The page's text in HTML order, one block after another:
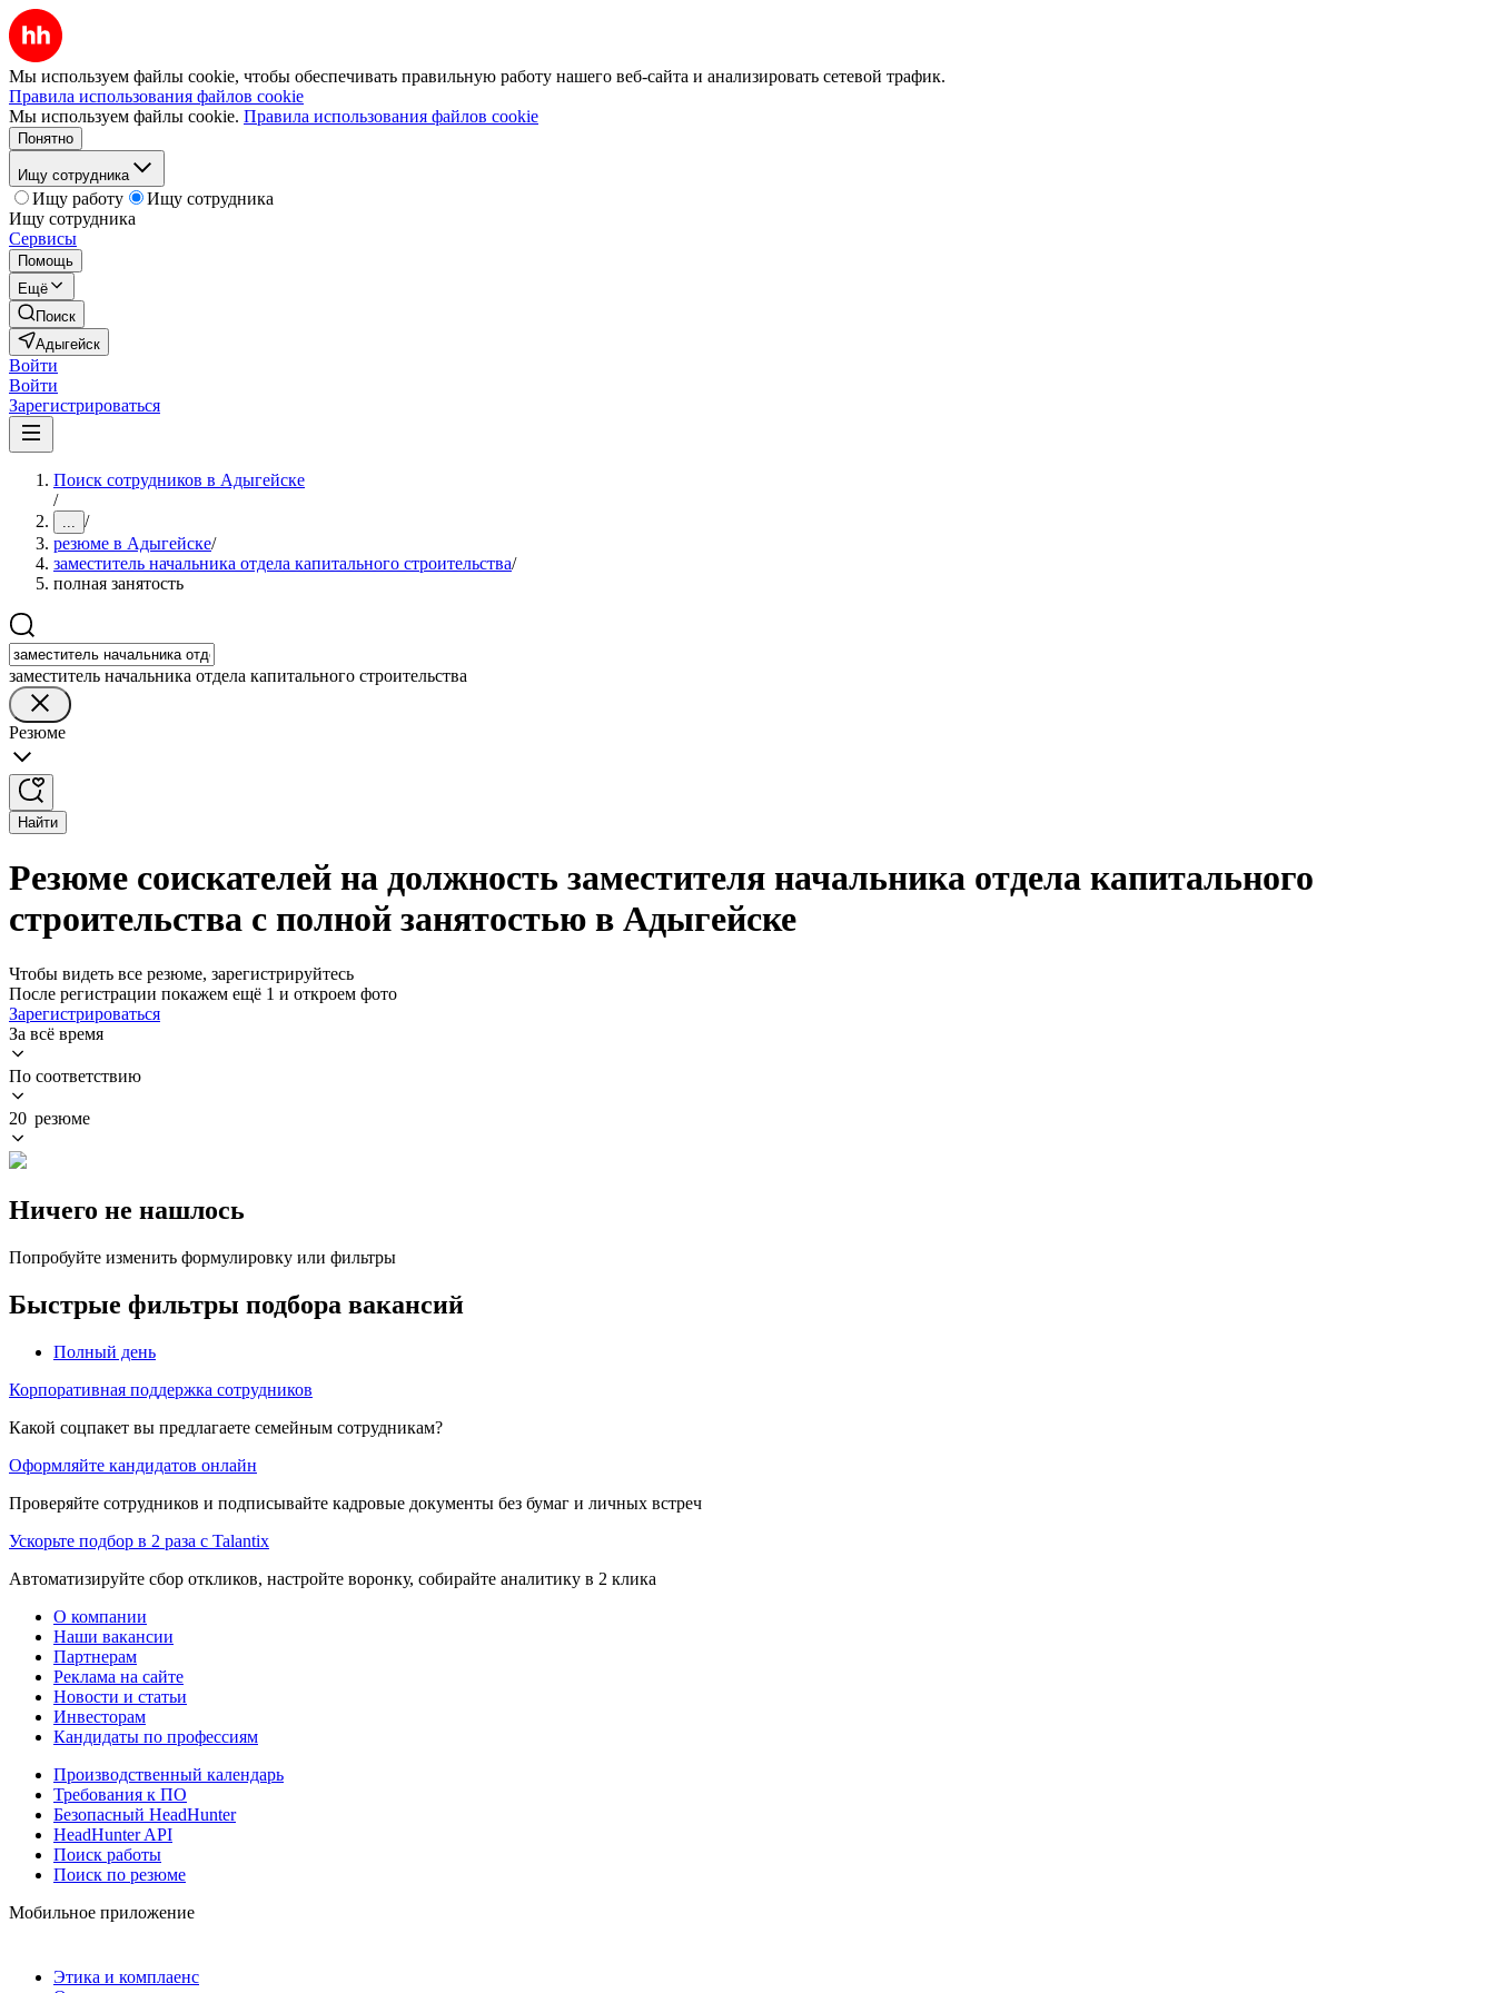
Мы используем файлы cookie, чтобы обеспечивать правильную работу нашего веб-сайта и анализировать сетевой трафик.
Правила использования файлов cookie
Мы используем файлы cookie. Правила использования файлов cookie
Понятно
Ищу сотрудника
Ищу работу
Ищу сотрудника
Ищу сотрудника
Сервисы
Помощь
Ещё
Поиск
Адыгейск
Войти
Войти
Зарегистрироваться
Поиск сотрудников в Адыгейске
/
... /
резюме в Адыгейске/
заместитель начальника отдела капитального строительства/
полная занятость
заместитель начальника отдела капитального строительства
Резюме
Найти
Резюме соискателей на должность заместителя начальника отдела капитального
строительства с полной занятостью в Адыгейске
Чтобы видеть все резюме, зарегистрируйтесь
После регистрации покажем ещё 1 и откроем фото
Зарегистрироваться
За всё время
По соответствию
20 резюме
Ничего не нашлось
Попробуйте изменить формулировку или фильтры
Быстрые фильтры подбора вакансий
Полный день
Корпоративная поддержка сотрудников
Какой соцпакет вы предлагаете семейным сотрудникам?
Оформляйте кандидатов онлайн
Проверяйте сотрудников и подписывайте кадровые документы без бумаг и личных встреч
Ускорьте подбор в 2 раза с Talantix
Автоматизируйте сбор откликов, настройте воронку, собирайте аналитику в 2 клика
О компании
Наши вакансии
Партнерам
Реклама на сайте
Новости и статьи
Инвесторам
Кандидаты по профессиям
Производственный календарь
Требования к ПО
Безопасный HeadHunter
HeadHunter API
Поиск работы
Поиск по резюме
Мобильное приложение
Этика и комплаенс